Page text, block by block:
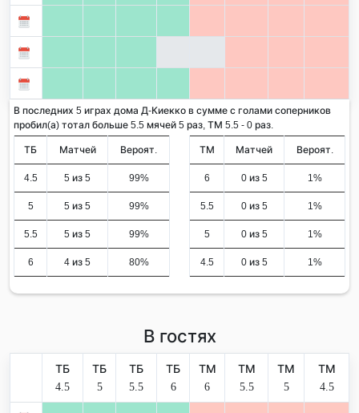
В последних 5 играх дома Д-Киекко в сумме с голами соперников
пробил(а) тотал больше 5.5 мячей 5 раз, ТМ 5.5 - 0 раз.
ТБ Матчей Вероят.
4.5 5 из 5 99%
5 5 из 5 99%
5.5 5 из 5 99%
6 4 из 5 80%
ТМ Матчей Вероят.
6 0 из 5 1%
5.5 0 из 5 1%
5 0 из 5 1%
4.5 0 из 5 1%
В гостях
ТБ
4.5
ТБ
5
ТБ
5.5
ТБ
6
ТМ
6
ТМ
5.5
ТМ
5
ТМ
4.5